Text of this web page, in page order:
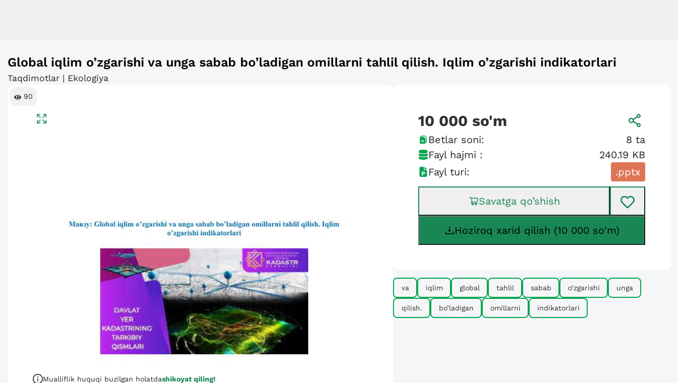
Global iqlim o’zgarishi va unga sabab bo’ladigan omillarni tahlil qilish. Iqlim o’zgarishi indikatorlari
Taqdimotlar | Ekologiya
90
Mualliflik huquqi buzilgan holatdashikoyat qiling!
10 000 so'm
Betlar soni: 8 ta
Fayl hajmi :
240.19 KB
Fayl turi:
.pptx
Savatga qo’shish
Hoziroq xarid qilish (10 000 so'm)
va iqlim global tahlil sabab o’zgarishi unga
qilish. bo’ladigan omillarni indikatorlari